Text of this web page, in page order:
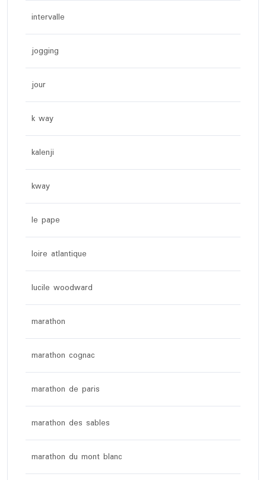
intervalle
jogging
jour
k way
kalenji
kway
le pape
loire atlantique
lucile woodward
marathon
marathon cognac
marathon de paris
marathon des sables
marathon du mont blanc